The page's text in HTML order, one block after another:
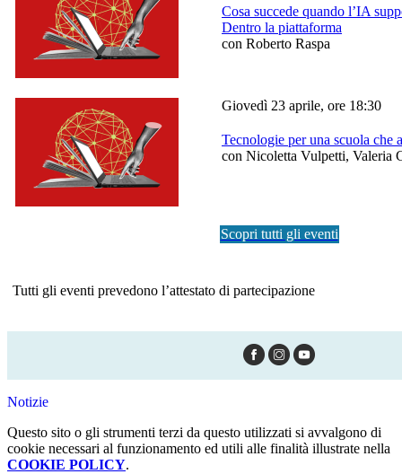
Cosa succede quando l’IA
Dentro la piattaforma
con Roberto Raspa
Giovedì 23 aprile, ore 18:30
Tecnologie per una scuola che
con Nicoletta Vulpetti, Valeria
Scopri tutti gli eventi
Tutti gli eventi prevedono l’attestato di partecipazione
Notizie
Questo sito o gli strumenti terzi da questo utilizzati si avvalgono di
cookie necessari al funzionamento ed utili alle finalità illustrate nella
COOKIE POLICY.